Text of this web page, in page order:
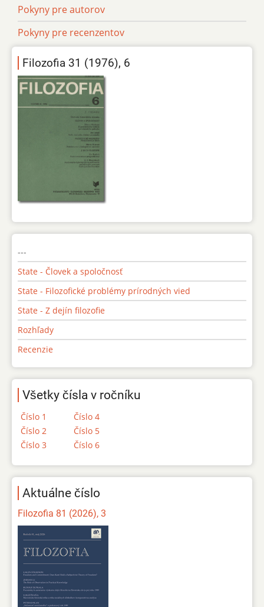
Pokyny pre autorov
Pokyny pre recenzentov
Filozofia 31 (1976), 6
---
State - Človek a spoločnosť
State - Filozofické problémy prírodných vied
State - Z dejín filozofie
Rozhľady
Recenzie
Všetky čísla v ročníku
Číslo 1
Číslo 2
Číslo 3
Číslo 4
Číslo 5
Číslo 6
Aktuálne číslo
Filozofia 81 (2026), 3